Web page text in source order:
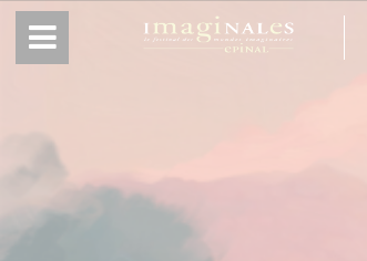
Panneau de gestion des cookies